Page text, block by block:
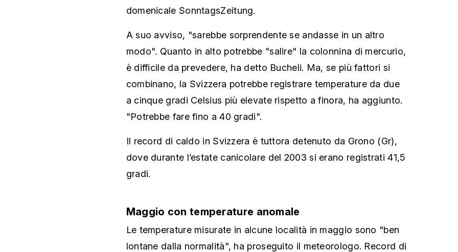
domenicale SonntagsZeitung.
A suo avviso, "sarebbe sorprendente se andasse in un altro
modo". Quanto in alto potrebbe "salire" la colonnina di mercurio,
è difficile da prevedere, ha detto Bucheli. Ma, se più fattori si
combinano, la Svizzera potrebbe registrare temperature da due
a cinque gradi Celsius più elevate rispetto a finora, ha aggiunto.
"Potrebbe fare fino a 40 gradi".
Il record di caldo in Svizzera è tuttora detenuto da Grono (Gr),
dove durante l’estate canicolare del 2003 si erano registrati 41,5
gradi.
Maggio con temperature anomale
Le temperature misurate in alcune località in maggio sono "ben
lontane dalla normalità", ha proseguito il meteorologo. Record di